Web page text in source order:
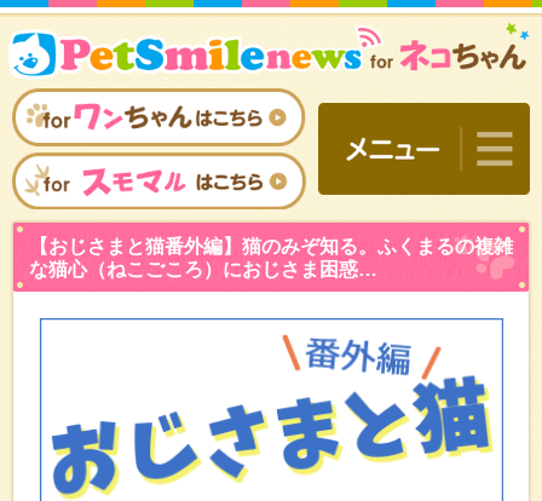
【おじさまと猫番外編】猫